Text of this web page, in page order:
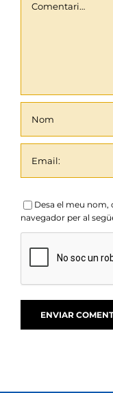
Desa el meu nom,
navegador per al